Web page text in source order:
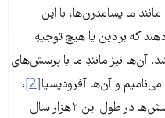
ما پسامدرن‌ها، با این
که بر دین یا هیچ توجیهِ
آن‌ها نیز مانندِ ما با پرسش‌های
و آن‌ها آفرودیسیا[2]
،
روبه‌رو بودند. برخی از این دغدغه‌ها و پرسش‌‌ها در طول این ۲هزار سال